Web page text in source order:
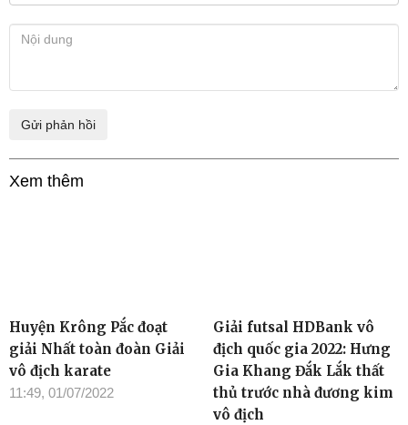
Xem thêm
Huyện Krông Pắc đoạt
giải Nhất toàn đoàn Giải
vô địch karate
11:49, 01/07/2022
Giải futsal HDBank vô
địch quốc gia 2022: Hưng
Gia Khang Đắk Lắk thất
thủ trước nhà đương kim
vô địch